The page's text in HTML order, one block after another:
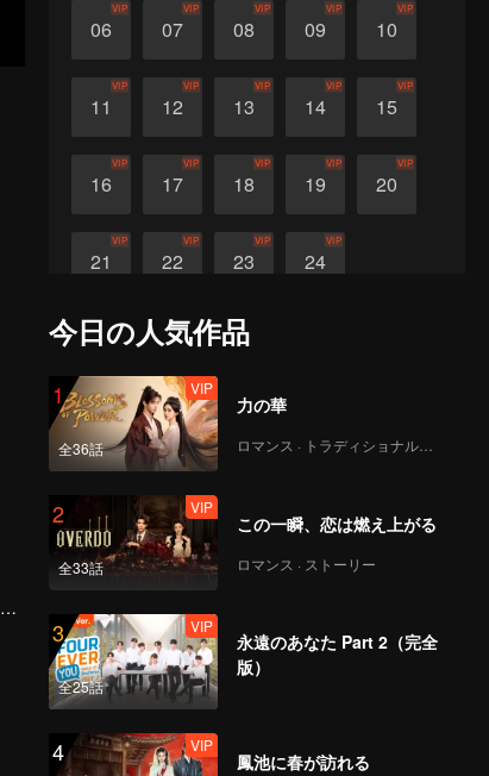
06
VIP
07
VIP
08
VIP
09
VIP
10
VIP
11
VIP
12
VIP
13
VIP
14
VIP
15
VIP
16
VIP
17
VIP
18
VIP
19
VIP
20
VIP
21
VIP
22
VIP
23
VIP
24
VIP
今日の人気作品
1
全36話
VIP
力の華
ロマンス · トラディショナル・コスチューム
2
全33話
VIP
この一瞬、恋は燃え上がる
ロマンス · ストーリー
3
全25話
VIP
永遠のあなた Part 2（完全
版）
4 VIP
鳳池に春が訪れる